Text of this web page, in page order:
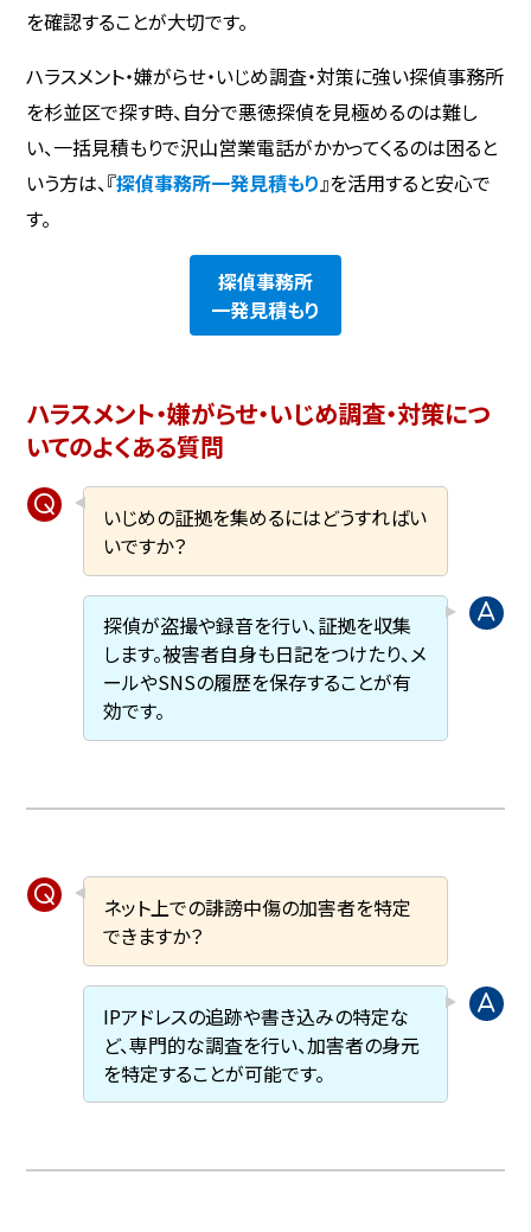
を確認することが大切です。
ハラスメント・嫌がらせ・いじめ調査・対策に強い探偵事務所
を杉並区で探す時、自分で悪徳探偵を見極めるのは難し
い、一括見積もりで沢山営業電話がかかってくるのは困ると
いう方は、『探偵事務所一発見積もり 』を活用すると安心で
す。
探偵事務所
一発見積もり
ハラスメント・嫌がらせ・いじめ調査・対策につ
いてのよくある質問
いじめの証拠を集めるにはどうすればい
いですか？
探偵が盗撮や録音を行い、証拠を収集
します。被害者自身も日記をつけたり、メ
ールやSNSの履歴を保存することが有
効です。
ネット上での誹謗中傷の加害者を特定
できますか？
IPアドレスの追跡や書き込みの特定な
ど、専門的な調査を行い、加害者の身元
を特定することが可能です。